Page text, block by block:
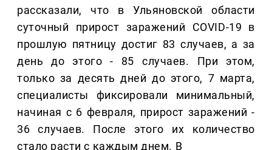
рассказали, что в Ульяновской области
суточный прирост заражений COVID-19 в
прошлую пятницу достиг 83 случаев, а за
день до этого - 85 случаев. При этом,
только за десять дней до этого, 7 марта,
специалисты фиксировали минимальный,
начиная с 6 февраля, прирост заражений -
36 случаев. После этого их количество
стало расти с каждым днем. В